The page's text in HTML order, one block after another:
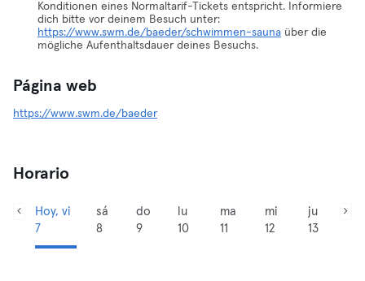
Konditionen eines Normaltarif-Tickets entspricht. Informiere
dich bitte vor deinem Besuch unter:
https://www.swm.de/baeder/schwimmen-sauna über die
mögliche Aufenthaltsdauer deines Besuchs.
Página web
https://www.swm.de/baeder
Horario
Hoy, vi
7
sá
8
do
9
lu
10
ma
11
mi
12
ju
13